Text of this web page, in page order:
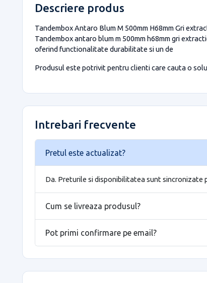
Descriere produs
Tandembox Antaro Blum M 500mm H68mm Gri
Tandembox antaro blum m 500mm h68mm gri
oferind functionalitate durabilitate si un de
Produsul este potrivit pentru clienti care cauta o
Intrebari frecvente
Pretul este actualizat?
Da. Preturile si disponibilitatea sunt sincronizate
Cum se livreaza produsul?
Pot primi confirmare pe email?